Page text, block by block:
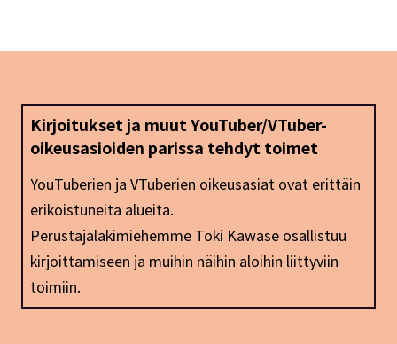
Kirjoitukset ja muut YouTuber/VTuber-
oikeusasioiden parissa tehdyt toimet
YouTuberien ja VTuberien oikeusasiat ovat erittäin
erikoistuneita alueita.
Perustajalakimiehemme Toki Kawase osallistuu
kirjoittamiseen ja muihin näihin aloihin liittyviin
toimiin.